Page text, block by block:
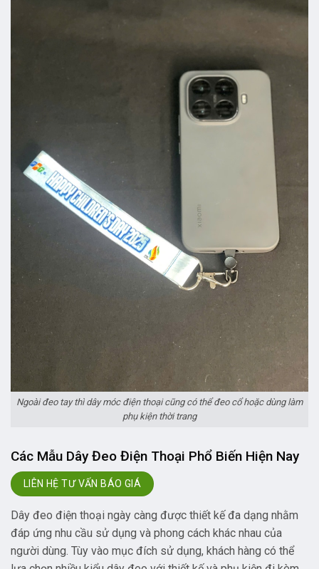
Ngoài đeo tay thì dây móc điện thoại cũng có thể đeo cổ hoặc dùng làm
phụ kiện thời trang
Các Mẫu Dây Đeo Điện Thoại Phổ Biến Hiện Nay
LIÊN HỆ TƯ VẤN BÁO GIÁ
Dây đeo điện thoại ngày càng được thiết kế đa dạng nhằm
đáp ứng nhu cầu sử dụng và phong cách khác nhau của
người dùng. Tùy vào mục đích sử dụng, khách hàng có thể